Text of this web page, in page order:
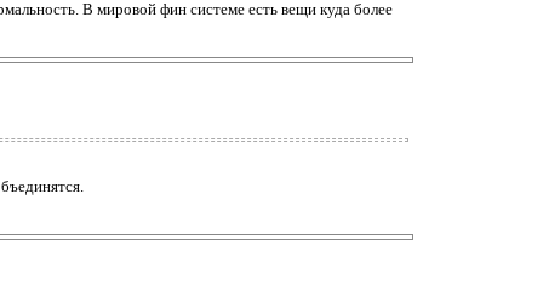
В мировой фин системе есть вещи куда более